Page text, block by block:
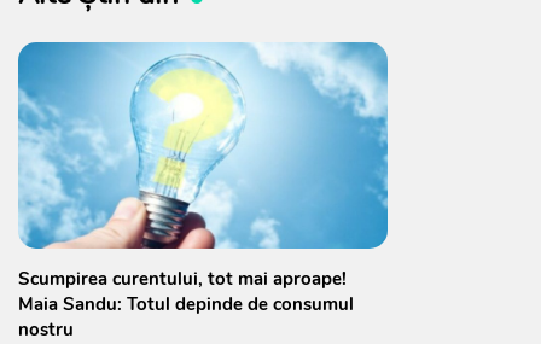
Scumpirea curentului, tot mai aproape!
Maia Sandu: Totul depinde de consumul
nostru